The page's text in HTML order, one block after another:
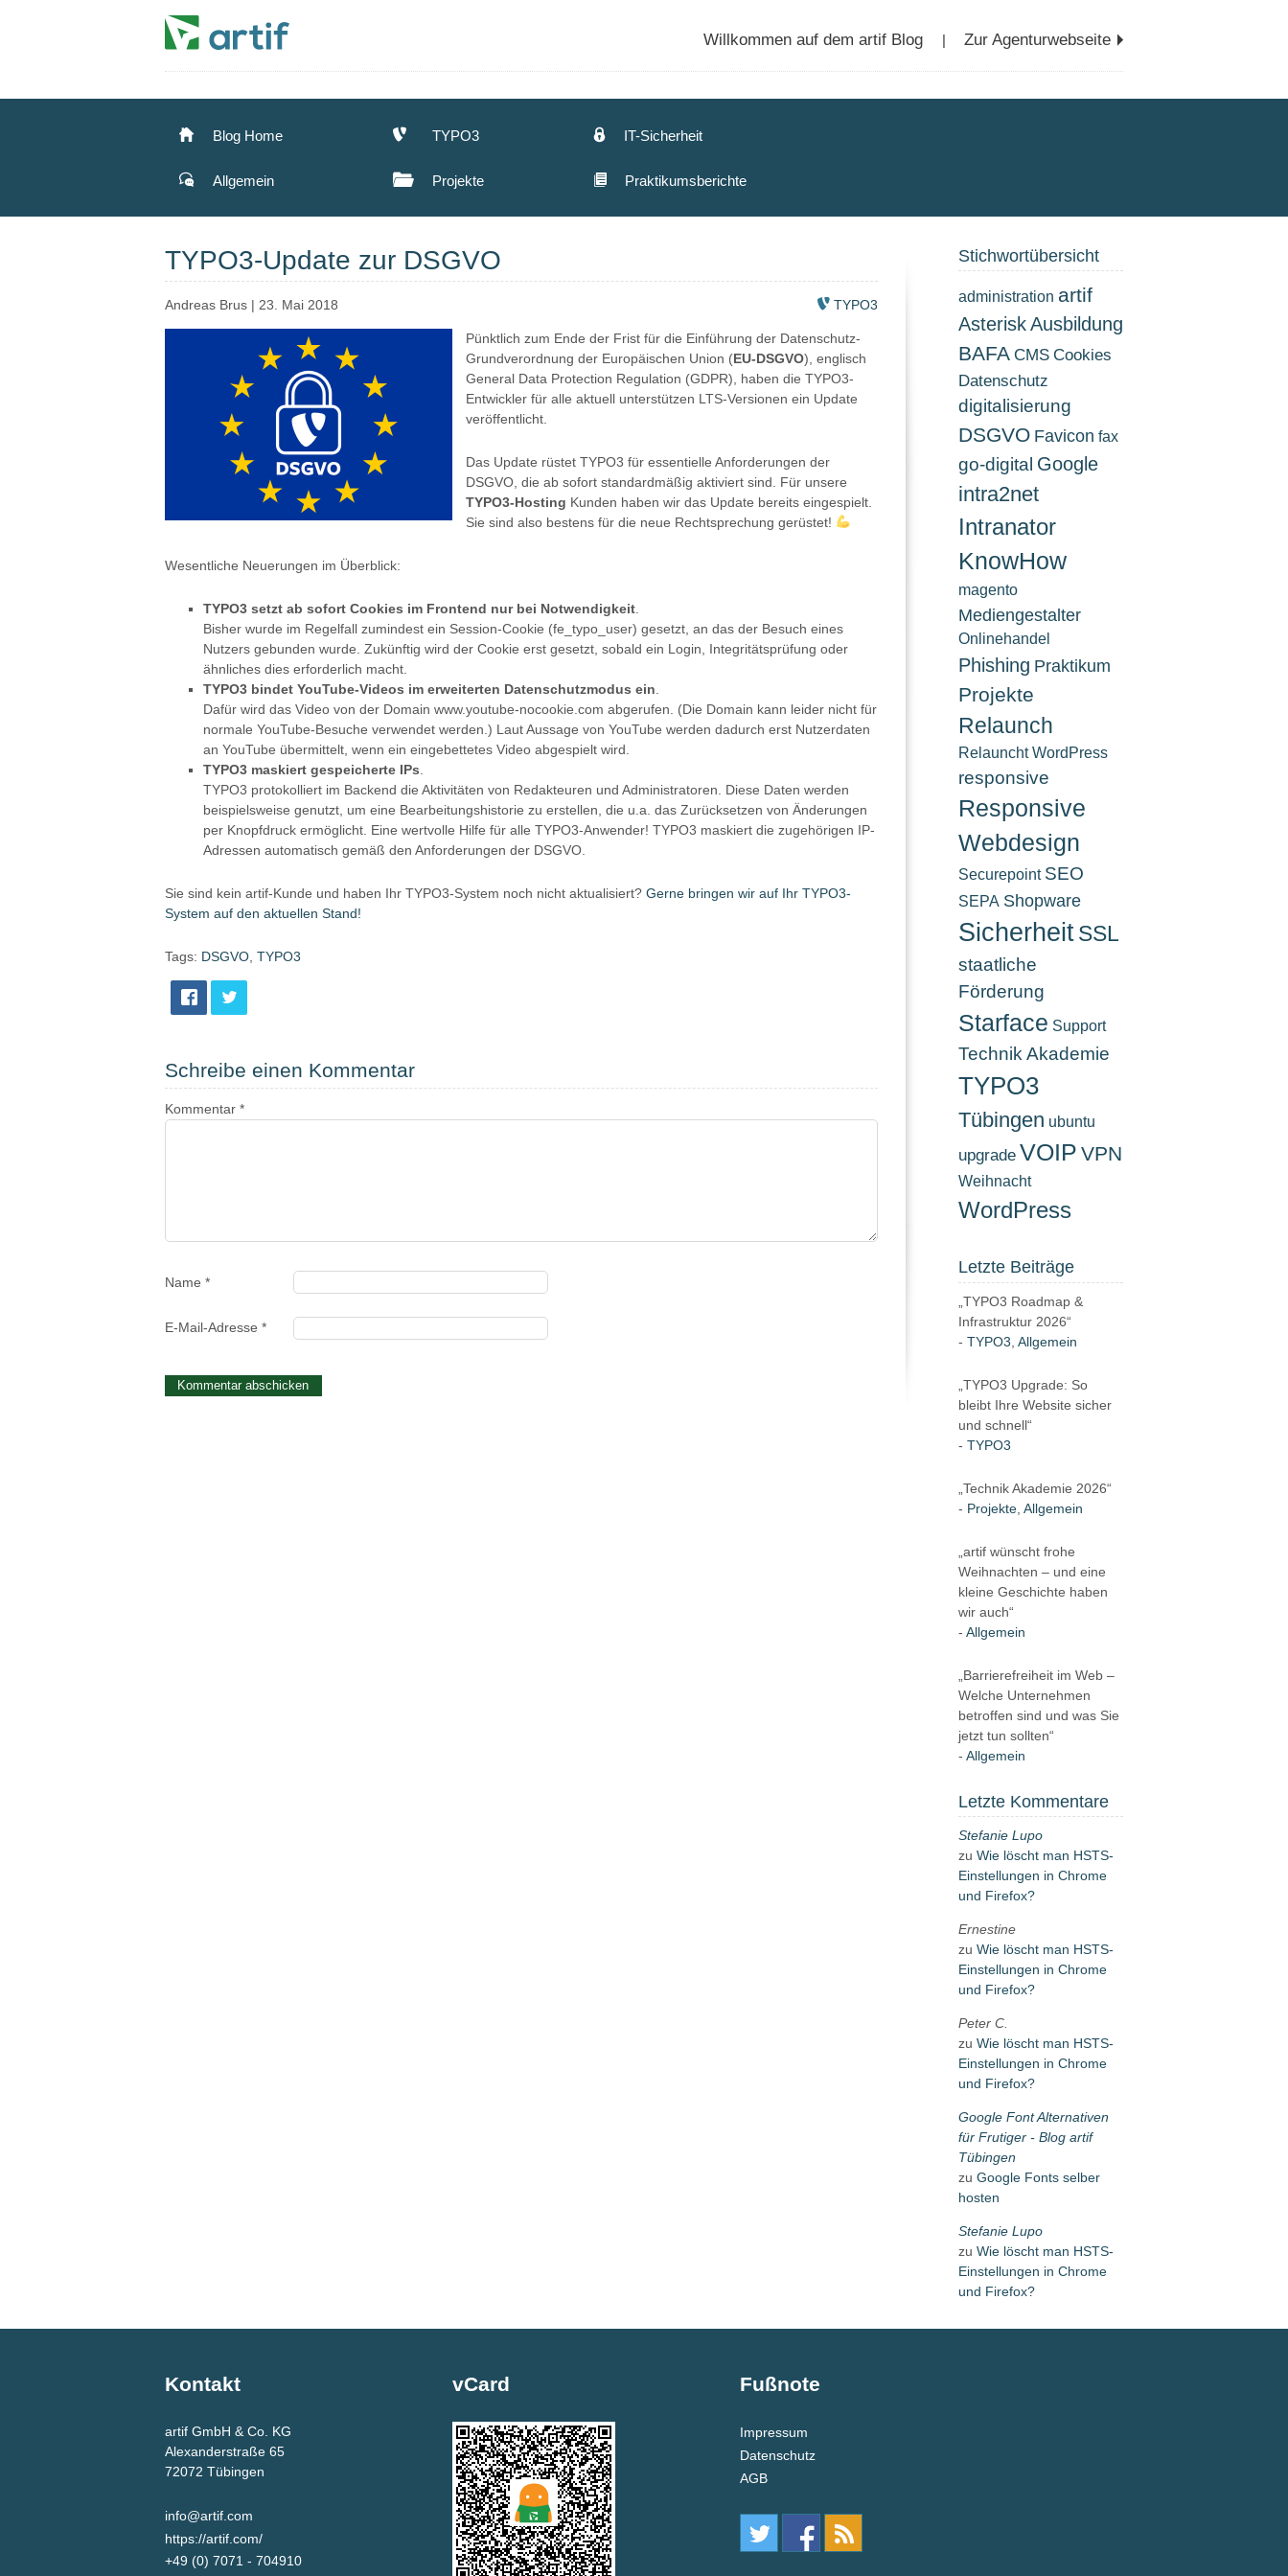
Willkommen auf dem artif Blog | Zur Agenturwebseite
Blog Home
Allgemein
TYPO3
Projekte
IT-Sicherheit
Praktikumsberichte
TYPO3-Update zur DSGVO
Andreas Brus | 23. Mai 2018 TYPO3
Pünktlich zum Ende der Frist für die Einführung der Datenschutz-
Grundverordnung der Europäischen Union (EU-DSGVO), englisch
General Data Protection Regulation (GDPR), haben die TYPO3-
Entwickler für alle aktuell unterstützen LTS-Versionen ein Update
veröffentlicht.
Das Update rüstet TYPO3 für essentielle Anforderungen der
DSGVO, die ab sofort standardmäßig aktiviert sind. Für unsere
TYPO3-Hosting Kunden haben wir das Update bereits eingespielt.
Sie sind also bestens für die neue Rechtsprechung gerüstet!
Wesentliche Neuerungen im Überblick:
TYPO3 setzt ab sofort Cookies im Frontend nur bei Notwendigkeit
Bisher wurde im Regelfall zumindest ein Session-Cookie (fe_typo_user) gesetzt, an das der Besuch eines
Nutzers gebunden wurde. Zukünftig wird der Cookie erst gesetzt, sobald ein Login, Integritätsprüfung oder
ähnliches dies erforderlich macht.
TYPO3 bindet YouTube-Videos im erweiterten Datenschutzmodus ein
Dafür wird das Video von der Domain www.youtube-nocookie.com abgerufen. (Die Domain kann leider nicht für
normale YouTube-Besuche verwendet werden.) Laut Aussage von YouTube werden dadurch erst Nutzerdaten
an YouTube übermittelt, wenn ein eingebettetes Video abgespielt wird.
TYPO3 maskiert gespeicherte IPs
TYPO3 protokolliert im Backend die Aktivitäten von Redakteuren und Administratoren. Diese Daten werden
beispielsweise genutzt, um eine Bearbeitungshistorie zu erstellen, die u.a. das Zurücksetzen von Änderungen
per Knopfdruck ermöglicht. Eine wertvolle Hilfe für alle TYPO3-Anwender! TYPO3 maskiert die zugehörigen IP-
Adressen automatisch gemäß den Anforderungen der DSGVO.
Sie sind kein artif-Kunde und haben Ihr TYPO3-System noch nicht aktualisiert? Gerne bringen wir auf Ihr TYPO3-
System auf den aktuellen Stand!
Tags: DSGVO TYPO3
Schreibe einen Kommentar
Kommentar *
Name *
E-Mail-Adresse *
Stichwortübersicht
administration artif
AsteriskAusbildung
BAFA CMS Cookies
Datenschutz
digitalisierung
DSGVO Favicon fax
go-digital Google
intra2net
Intranator
KnowHow
magento
Mediengestalter
Onlinehandel
Phishing Praktikum
Projekte
Relaunch
Relauncht WordPress
responsive
Responsive
Webdesign
Securepoint SEO
SEPA Shopware
SicherheitSSL
staatliche
Förderung
Starface Support
Technik Akademie
TYPO3
Tübingen ubuntu
upgrade VOIP VPN
Weihnacht
WordPress
Letzte Beiträge
„TYPO3 Roadmap &
Infrastruktur 2026“
TYPO3 Allgemein
„TYPO3 Upgrade: So
bleibt Ihre Website sicher
und schnell“
TYPO3
„Technik Akademie 2026“
Projekte Allgemein
„artif wünscht frohe
Weihnachten – und eine
kleine Geschichte haben
wir auch“
Allgemein
„Barrierefreiheit im Web –
Welche Unternehmen
betroffen sind und was Sie
jetzt tun sollten“
Allgemein
Letzte Kommentare
Stefanie Lupo
zu Wie löscht man HSTS-
Einstellungen in Chrome
und Firefox?
Ernestine
zu Wie löscht man HSTS-
Einstellungen in Chrome
und Firefox?
Peter C.
zu Wie löscht man HSTS-
Einstellungen in Chrome
und Firefox?
Google Font Alternativen
für Frutiger - Blog artif
Tübingen
zu Google Fonts selber
hosten
Stefanie Lupo
zu Wie löscht man HSTS-
Einstellungen in Chrome
und Firefox?
Kontakt
artif GmbH & Co. KG
Alexanderstraße 65
72072 Tübingen
info@artif.com
https://artif.com/
+49 (0) 7071 - 704910
vCard Fußnote
Impressum
Datenschutz
AGB